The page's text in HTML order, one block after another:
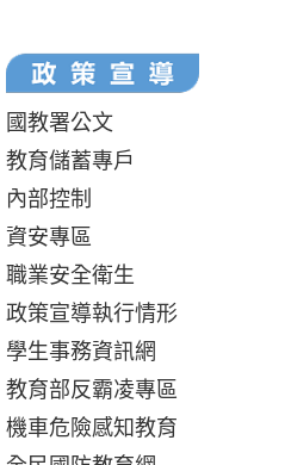
國教署公文
教育儲蓄專戶
內部控制
資安專區
職業安全衛生
政策宣導執行情形
學生事務資訊網
教育部反霸凌專區
機車危險感知教育